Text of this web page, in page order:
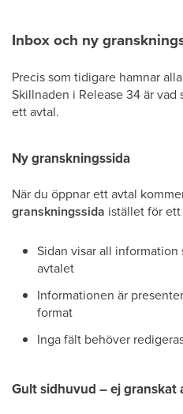
Inbox och ny
Precis som tidigare hamnar
Skillnaden i Release 34 är
ett avtal.
Ny granskningssida
När du öppnar ett avtal
granskningssida istället för
Sidan visar all information
avtalet
Informationen är
format
Inga fält behöver
Gult sidhuvud – ej granskat